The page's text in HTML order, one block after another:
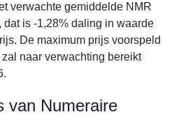
verwachte gemiddelde NMR
dat is -1,28% daling in waarde
De maximum prijs voorspeld
naar verwachting bereikt
van Numeraire